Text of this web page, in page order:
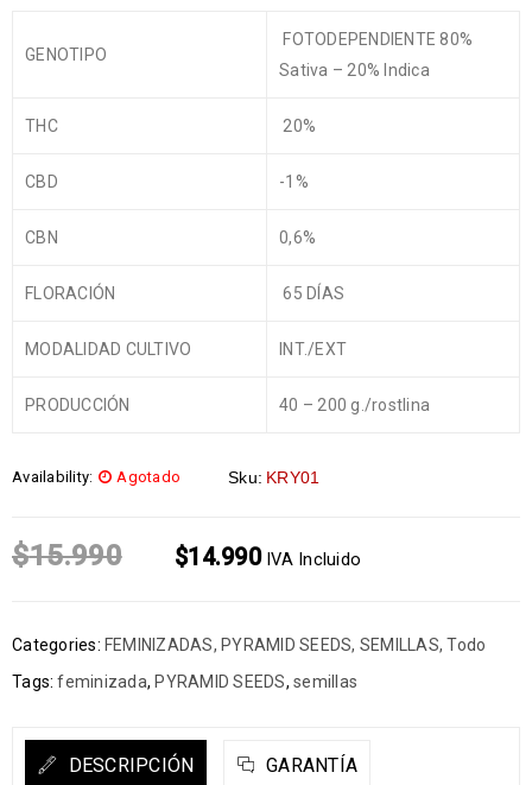
GENOTIPO
FOTODEPENDIENTE 80%
Sativa – 20% Indica
THC 20%
CBD -1%
CBN 0,6%
FLORACIÓN 65 DÍAS
MODALIDAD CULTIVO INT./EXT
PRODUCCIÓN 40 – 200 g./rostlina
Availability: Agotado Sku: KRY01
$15.990 $14.990 IVA Incluido
Categories: FEMINIZADAS, PYRAMID SEEDS, SEMILLAS,Todo
Tags: feminizada, PYRAMID SEEDS, semillas
DESCRIPCIÓN GARANTÍA